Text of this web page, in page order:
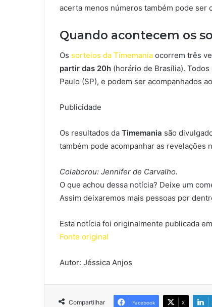
acerta menos números também pode ser
Quando acontecem os
Os sorteios da Timemania ocorrem três
partir das 20h (horário de Brasília).
Paulo (SP), e podem ser acompanhados
Publicidade
Os resultados da Timemania são
também pode acompanhar as revelações
Colaborou: Jennifer de Carvalho.
O que achou dessa notícia? Deixe um
Assim deixaremos mais pessoas por
Esta notícia foi originalmente publicada
Fonte original
Autor: Jéssica Anjos
Compartilhar Facebook X